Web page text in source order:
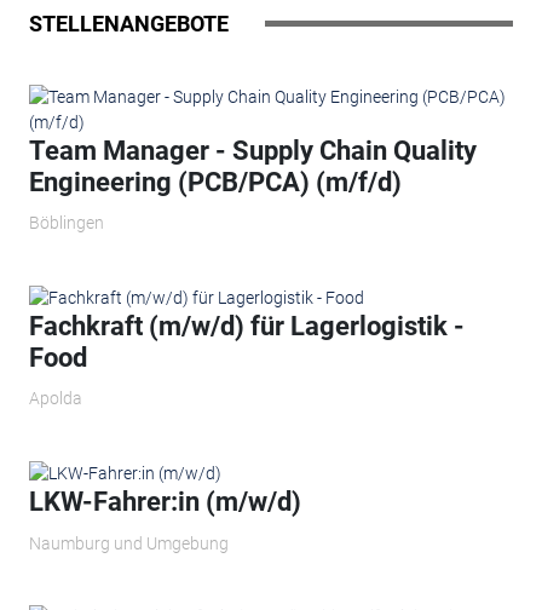
STELLENANGEBOTE
Team Manager - Supply Chain Quality
Engineering (PCB/PCA) (m/f/d)
Böblingen
Fachkraft (m/w/d) für Lagerlogistik -
Food
Apolda
LKW-Fahrer:in (m/w/d)
Naumburg und Umgebung